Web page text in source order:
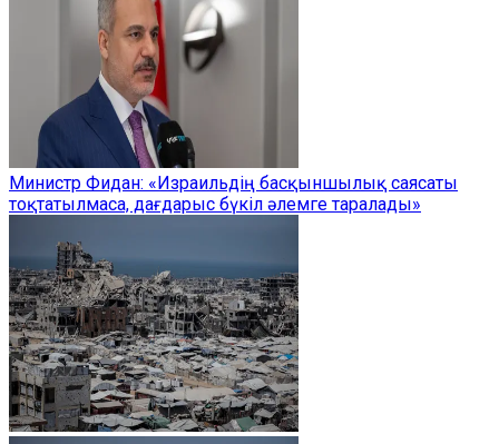
Министр Фидан: «Израильдің басқыншылық саясаты
тоқтатылмаса, дағдарыс бүкіл әлемге таралады»